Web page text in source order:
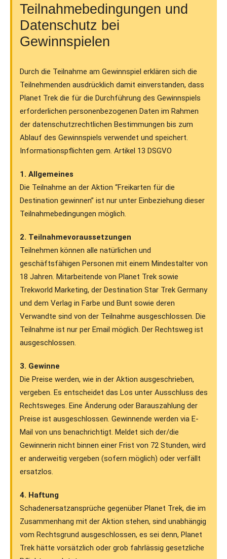
Teilnahmebedingungen und
Datenschutz bei
Gewinnspielen
Durch die Teilnahme am Gewinnspiel erklären sich die
Teilnehmenden ausdrücklich damit einverstanden, dass
Planet Trek die für die Durchführung des Gewinnspiels
erforderlichen personenbezogenen Daten im Rahmen
der datenschutzrechtlichen Bestimmungen bis zum
Ablauf des Gewinnspiels verwendet und speichert.
Informationspflichten gem. Artikel 13 DSGVO
1. Allgemeines
Die Teilnahme an der Aktion “Freikarten für die
Destination gewinnen” ist nur unter Einbeziehung dieser
Teilnahmebedingungen möglich.
2. Teilnahmevoraussetzungen
Teilnehmen können alle natürlichen und
geschäftsfähigen Personen mit einem Mindestalter von
18 Jahren. Mitarbeitende von Planet Trek sowie
Trekworld Marketing, der Destination Star Trek Germany
und dem Verlag in Farbe und Bunt sowie deren
Verwandte sind von der Teilnahme ausgeschlossen. Die
Teilnahme ist nur per Email möglich. Der Rechtsweg ist
ausgeschlossen.
3. Gewinne
Die Preise werden, wie in der Aktion ausgeschrieben,
vergeben. Es entscheidet das Los unter Ausschluss des
Rechtsweges. Eine Änderung oder Barauszahlung der
Preise ist ausgeschlossen. Gewinnende werden via E-
Mail von uns benachrichtigt. Meldet sich der/die
Gewinnerin nicht binnen einer Frist von 72 Stunden, wird
er anderweitig vergeben (sofern möglich) oder verfällt
ersatzlos.
4. Haftung
Schadenersatzansprüche gegenüber Planet Trek, die im
Zusammenhang mit der Aktion stehen, sind unabhängig
vom Rechtsgrund ausgeschlossen, es sei denn, Planet
Trek hätte vorsätzlich oder grob fahrlässig gesetzliche